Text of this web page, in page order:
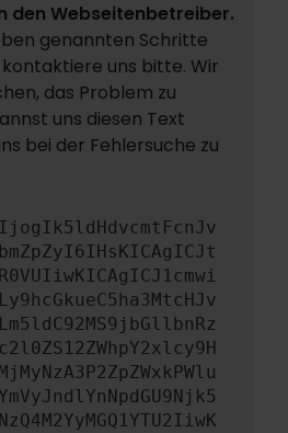
den Webseitenbetreiber.
genannten Schritte
uns bitte. Wir
das Problem zu
uns diesen Text
bei der Fehlersuche zu